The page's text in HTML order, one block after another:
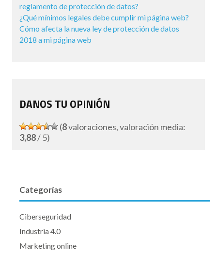
reglamento de protección de datos?
¿Qué mínimos legales debe cumplir mi página web?
Cómo afecta la nueva ley de protección de datos
2018 a mi página web
DANOS TU OPINIÓN
(8valoraciones, valoración media:
3,88/ 5)
Categorías
Ciberseguridad
Industria 4.0
Marketing online